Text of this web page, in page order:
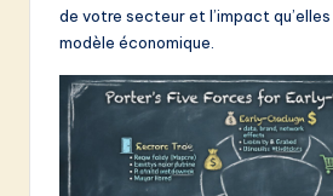
de votre secteur et l’impact
modèle économique.